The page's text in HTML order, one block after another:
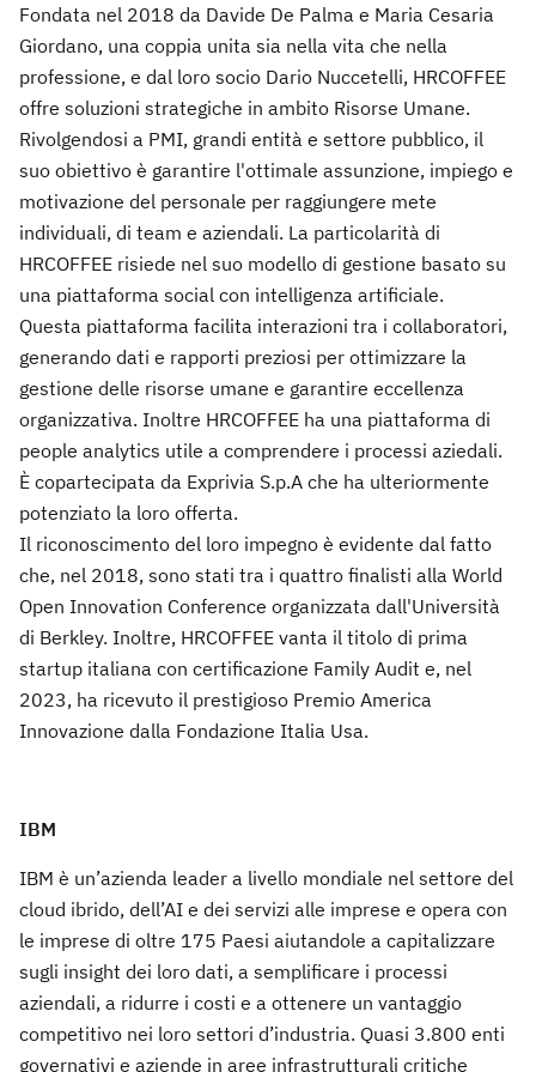
Fondata nel 2018 da Davide De Palma e Maria Cesaria
Giordano, una coppia unita sia nella vita che nella
professione, e dal loro socio Dario Nuccetelli, HRCOFFEE
offre soluzioni strategiche in ambito Risorse Umane.
Rivolgendosi a PMI, grandi entità e settore pubblico, il
suo obiettivo è garantire l'ottimale assunzione, impiego e
motivazione del personale per raggiungere mete
individuali, di team e aziendali. La particolarità di
HRCOFFEE risiede nel suo modello di gestione basato su
una piattaforma social con intelligenza artificiale.
Questa piattaforma facilita interazioni tra i collaboratori,
generando dati e rapporti preziosi per ottimizzare la
gestione delle risorse umane e garantire eccellenza
organizzativa. Inoltre HRCOFFEE ha una piattaforma di
people analytics utile a comprendere i processi aziedali.
È copartecipata da Exprivia S.p.A che ha ulteriormente
potenziato la loro offerta.
Il riconoscimento del loro impegno è evidente dal fatto
che, nel 2018, sono stati tra i quattro finalisti alla World
Open Innovation Conference organizzata dall'Università
di Berkley. Inoltre, HRCOFFEE vanta il titolo di prima
startup italiana con certificazione Family Audit e, nel
2023, ha ricevuto il prestigioso Premio America
Innovazione dalla Fondazione Italia Usa.
IBM
IBM è un’azienda leader a livello mondiale nel settore del
cloud ibrido, dell’AI e dei servizi alle imprese e opera con
le imprese di oltre 175 Paesi aiutandole a capitalizzare
sugli insight dei loro dati, a semplificare i processi
aziendali, a ridurre i costi e a ottenere un vantaggio
competitivo nei loro settori d’industria. Quasi 3.800 enti
governativi e aziende in aree infrastrutturali critiche